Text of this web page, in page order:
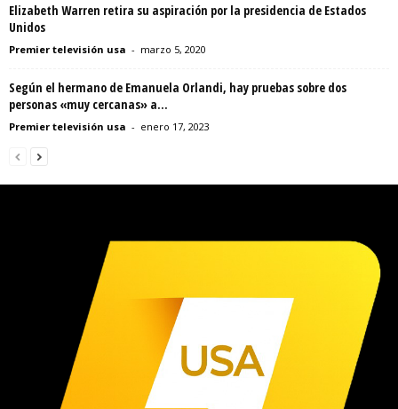
Elizabeth Warren retira su aspiración por la presidencia de Estados
Unidos
Premier televisión usa - marzo 5, 2020
Según el hermano de Emanuela Orlandi, hay pruebas sobre dos
personas «muy cercanas» a...
Premier televisión usa - enero 17, 2023